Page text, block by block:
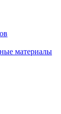
материалы